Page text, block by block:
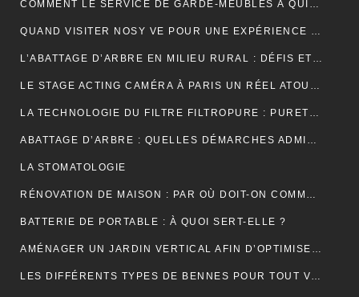
COMMENT LE SERVICE DE GARDE-MEUBLES À QUIMPER PEUT-IL SIMPLIFIER VOTRE DÉMÉNAGEMENT ET PROTÉGER VOS BIENS ?
QUAND VISITER NOSY VE POUR UNE EXPÉRIENCE INOUBLIABLE ?
L’ABATTAGE D’ARBRE EN MILIEU RURAL : DÉFIS ET SOLUTIONS
LE STAGE ACTING CAMÉRA À PARIS UN RÉEL ATOUT POUR VOTRE CARRIÈRE DE COMÉDIEN ?
LA TECHNOLOGIE DU FILTRE FILTROPURE : PURETÉ ET PERFORMANCE
ABATTAGE D’ARBRE : QUELLES DÉMARCHES ADMINISTRATIVES ?
LA STOMATOLOGIE
RÉNOVATION DE MAISON : PAR OÙ DOIT-ON COMMENCER ?
BATTERIE DE PORTABLE : À QUOI SERT-ELLE ?
AMÉNAGER UN JARDIN VERTICAL AFIN D’OPTIMISER L’UTILISATION DE L’ESPACE EXTÉRIEUR.
LES DIFFÉRENTS TYPES DE BENNES POUR TOUT VENANT DISPONIBLES